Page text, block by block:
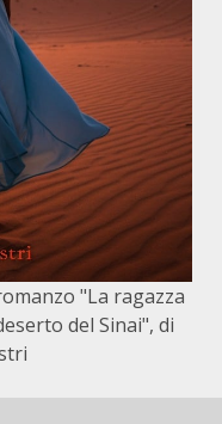
"La ragazza
del Sinai", di